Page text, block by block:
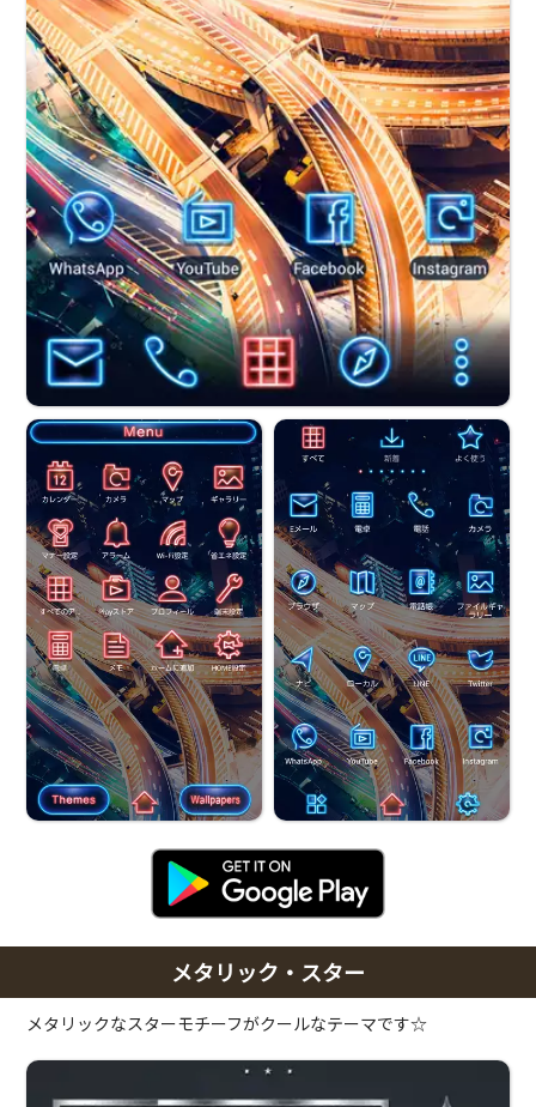
メタリック・スター
メタリックなスターモチーフがクールなテーマです☆